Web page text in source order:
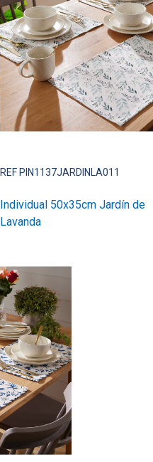
REF PIN1137JARDINLA011
Individual 50x35cm Jardín de
Lavanda